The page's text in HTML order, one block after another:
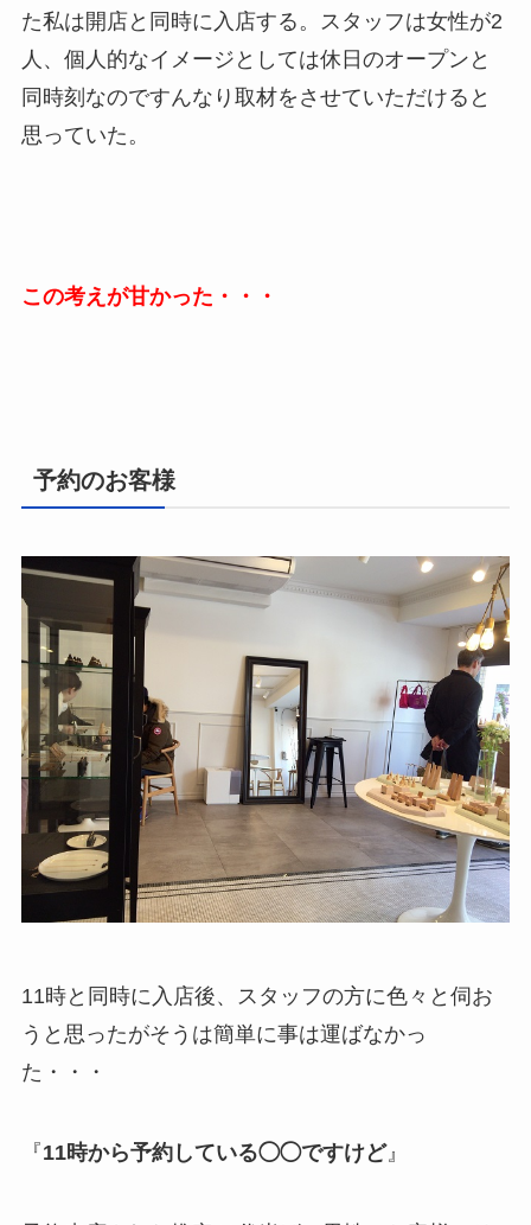
た私は開店と同時に入店する。スタッフは女性が2
人、個人的なイメージとしては休日のオープンと
同時刻なのですんなり取材をさせていただけると
思っていた。
この考えが甘かった・・・
予約のお客様
11時と同時に入店後、スタッフの方に色々と伺お
うと思ったがそうは簡単に事は運ばなかっ
た・・・
『11時から予約している◯◯ですけど』